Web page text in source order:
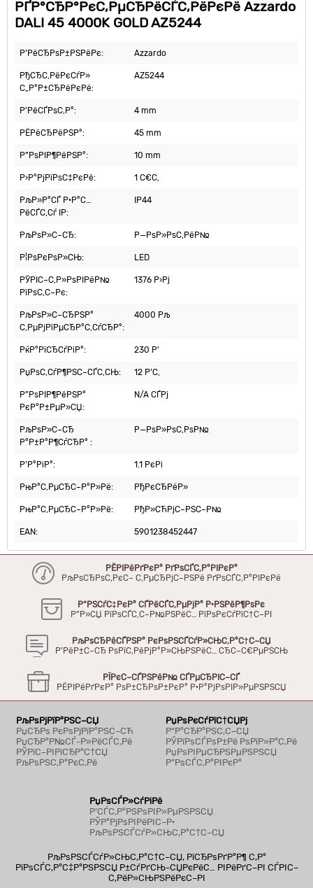
РҐР°СЂР°РєС‚РµСЂРёСЃС‚РёРєРё Azzardo
DALI 45 4000K GOLD AZ5244
Р’РёСЂРѕР±РЅРёРє: Azzardo
РђСЂС‚РёРєСѓР»
С„Р°Р±СЂРёРєРё:
AZ5244
Р’РёСЃРѕС‚Р°: 4 mm
РЁРёСЂРёРЅР°: 45 mm
Р”РѕРІР¶РёРЅР°: 10 mm
Р›Р°РјРїРѕС‡РєРё: 1 С€С‚
РљР»Р°СЃ Р·Р°С…
РёСЃС‚Сѓ IP:
IP44
РљРѕР»С–СЂ: Р—РѕР»РѕС‚РёР№
Р¦РѕРєРѕР»СЊ: LED
РЎРІС–С‚Р»РѕРІРёР№
РїРѕС‚С–Рє:
1376 Р›Рј
РљРѕР»С–СЂРЅР°
С‚РµРјРїРµСЂР°С‚СѓСЂР°:
4000 Рљ
РќР°РїСЂСѓРіР°: 230 Р’
РџРѕС‚СѓР¶РЅС–СЃС‚СЊ: 12 Р’С‚
Р”РѕРІР¶РёРЅР°
РєР°Р±РµР»СЏ:
N/A СЃРј
РљРѕР»С–СЂ
Р°Р±Р°Р¶СѓСЂР° :
Р—РѕР»РѕС‚РѕР№
Р’Р°РіР°: 1.1 РєРі
РњР°С‚РµСЂС–Р°Р»Рё: РђРєСЂРёР»
РњР°С‚РµСЂС–Р°Р»Рё: РђР»СЋРјС–РЅС–Р№
EAN: 5901238452447
РЁРІРёРґРєР° РґРѕСЃС‚Р°РІРєР°
РљРѕСЂРѕС‚РєС– С‚РµСЂРјС–РЅРё РґРѕСЃС‚Р°РІРєРё
Р“РЅСѓС‡РєР° СЃРёСЃС‚РµРјР° Р·РЅРёР¶РѕРє
Р”Р»СЏ РїРѕСЃС‚С–Р№РЅРёС… РїРѕРєСѓРїС†С–РІ
РљРѕСЂРёСЃРЅР° РєРѕРЅСЃСѓР»СЊС‚Р°С†С–СЏ
Р’РёР±С–СЂ РѕРїС‚РёРјР°Р»СЊРЅРёС… СЂС–С€РµРЅСЊ
РЇРєС–СЃРЅРёР№ СЃРµСЂРІС–СЃ
РЁРІРёРґРєР° РѕР±СЂРѕР±РєР° Р·Р°РјРѕРІР»РµРЅРЅСЏ
РљРѕРјРїР°РЅС–СЏ
РџСЂРѕ РєРѕРјРїР°РЅС–СЋ
РџСЂР°Р№СЃ-Р»РёСЃС‚Рё
РЎРїС–РІРїСЂР°С†СЏ
РљРѕРЅС‚Р°РєС‚Рё
РџРѕРєСѓРїС†СЏРј
Р“Р°СЂР°РЅС‚С–СЏ
РЎРїРѕСЃРѕР±Рё РѕРїР»Р°С‚Рё
РџРѕРІРµСЂРЅРµРЅРЅСЏ
Р”РѕСЃС‚Р°РІРєР°
РџРѕСЃР»СѓРіРё
Р’СЃС‚Р°РЅРѕРІР»РµРЅРЅСЏ
РЎР°РјРѕРІРёРІС–Р·
РљРѕРЅСЃСѓР»СЊС‚Р°С†С–СЏ
РљРѕРЅСЃСѓР»СЊС‚Р°С†С–СЏ, РїСЂРѕРґР°Р¶ С‚Р°
РїРѕСЃС‚Р°С‡Р°РЅРЅСЏ Р±СѓРґСЊ-СЏРєРёС… РІРёРґС–РІ СЃРІС–
С‚РёР»СЊРЅРёРєС–РІ